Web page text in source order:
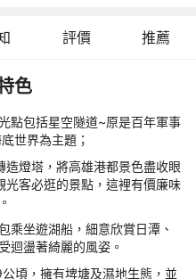
評價 推薦
色
點包括星空隧道~原是百年軍事
世界為主題；
燈塔，將高雄港都景色盡收眼
客必逛的景點，這裡有價廉味
乘坐遊湖船，細意欣賞日潭、
迴盪著綺麗的風姿。
頃，擁有埤塘及濕地生態，並